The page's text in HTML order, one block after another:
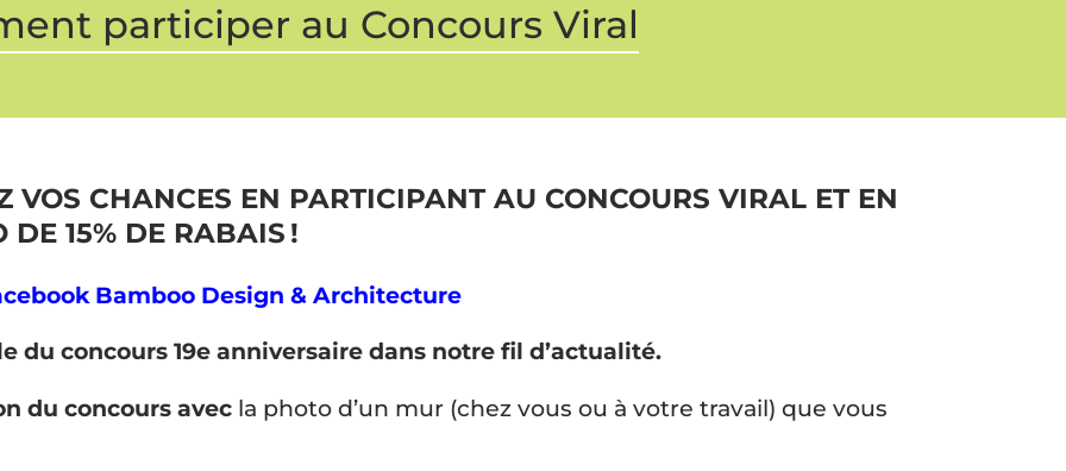
participer au Concours Viral
VOS CHANCES EN PARTICIPANT AU CONCOURS VIRAL ET EN
15% DE RABAIS !
Bamboo Design & Architecture
concours 19e anniversaire dans notre fil d’actualité.
du concours avec la photo d’un mur (chez vous ou à votre travail) que vous